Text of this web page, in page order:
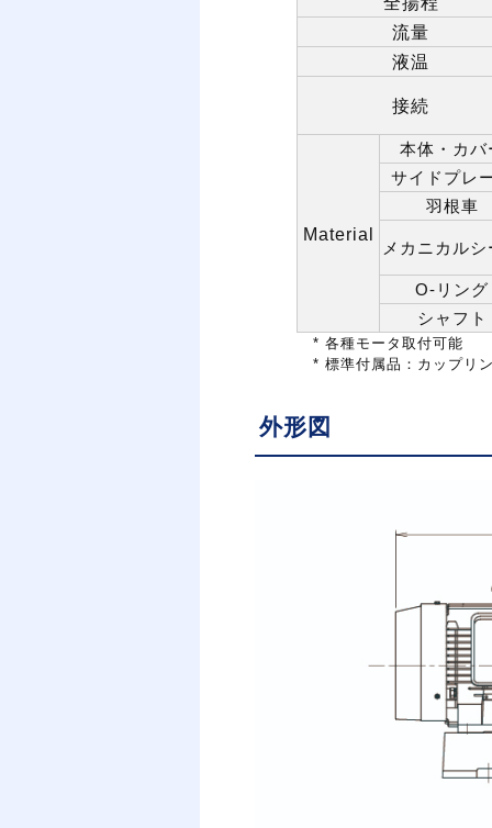
流量
液温
接続
Material
本体・カバ
サイドプレ
羽根車
メカニカルシ
O- リング
シャフト
* 各種モータ取付可能
* 標準付属品：カップリ
外形図